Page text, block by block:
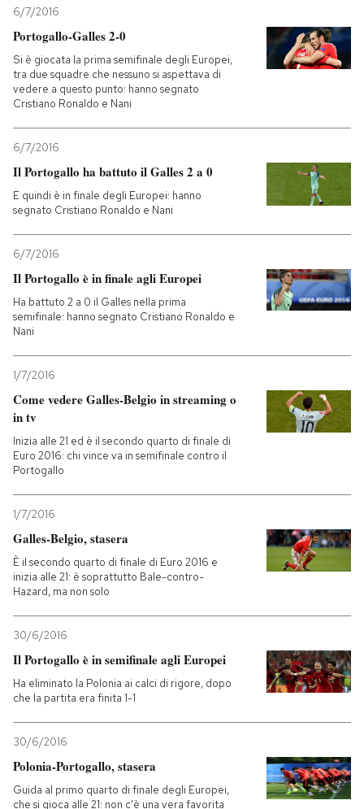
6/7/2016
Portogallo-Galles 2-0
Si è giocata la prima semifinale degli Europei,
tra due squadre che nessuno si aspettava di
vedere a questo punto: hanno segnato
Cristiano Ronaldo e Nani
6/7/2016
Il Portogallo ha battuto il Galles 2 a 0
E quindi è in finale degli Europei: hanno
segnato Cristiano Ronaldo e Nani
6/7/2016
Il Portogallo è in finale agli Europei
Ha battuto 2 a 0 il Galles nella prima
semifinale: hanno segnato Cristiano Ronaldo e
Nani
1/7/2016
Come vedere Galles-Belgio in streaming o
in tv
Inizia alle 21 ed è il secondo quarto di finale di
Euro 2016: chi vince va in semifinale contro il
Portogallo
1/7/2016
Galles-Belgio, stasera
È il secondo quarto di finale di Euro 2016 e
inizia alle 21: è soprattutto Bale-contro-
Hazard, ma non solo
30/6/2016
Il Portogallo è in semifinale agli Europei
Ha eliminato la Polonia ai calci di rigore, dopo
che la partita era finita 1-1
30/6/2016
Polonia-Portogallo, stasera
Guida al primo quarto di finale degli Europei,
che si gioca alle 21: non c'è una vera favorita